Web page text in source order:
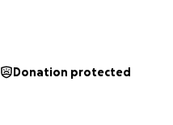
von 1.000 Stück
Donation protected